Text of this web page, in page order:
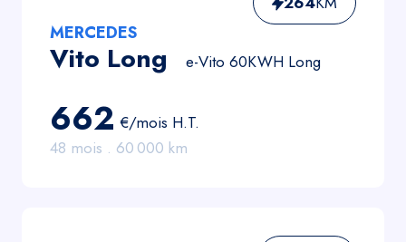
MERCEDES
Vito Long e-Vito 60KWH Long
662 €/mois H.T.
48 mois . 60 000 km